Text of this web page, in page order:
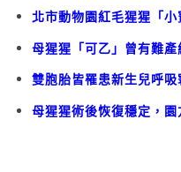
北市動物園紅毛猩猩「小
母猩猩「可乙」曾有難
雙胞胎皆罹患新生兒呼吸
母猩猩術後恢復穩定，